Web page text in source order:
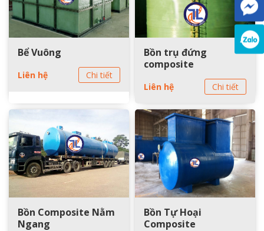
Bể Vuông
Liên hệ Chi tiết
Bồn trụ đứng
composite
Liên hệ Chi tiết
Bồn Composite Nằm
Ngang
Bồn Tự Hoại
Composite